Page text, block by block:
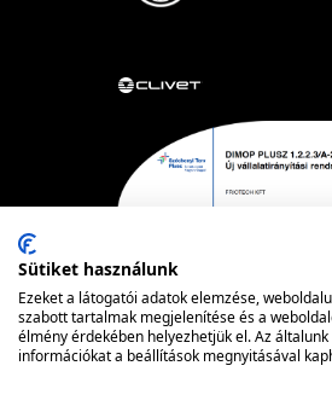
© FRIOTECHPowered by
Sütiket használunk
Ezeket a látogatói adatok elemzése,
szabott tartalmak megjelenítése és a
élmény érdekében helyezhetjük el. Az
információkat a beállítások megnyitásával